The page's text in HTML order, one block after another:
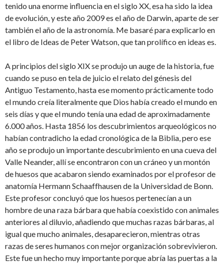
tenido una enorme influencia en el siglo XX, esa ha sido la idea
de evolución, y este año 2009 es el año de Darwin, aparte de ser
también el año de la astronomía. Me basaré para explicarlo en
el libro de Ideas de Peter Watson, que tan prolífico en ideas es.
A principios del siglo XIX se produjo un auge de la historia, fue
cuando se puso en tela de juicio el relato del génesis del
Antiguo Testamento, hasta ese momento prácticamente todo
el mundo creía literalmente que Dios había creado el mundo en
seis días y que el mundo tenía una edad de aproximadamente
6.000 años. Hasta 1856 los descubrimientos arqueológicos no
habían contradicho la edad cronológica de la Biblia, pero ese
año se produjo un importante descubrimiento en una cueva del
Valle Neander, allí se encontraron con un cráneo y un montón
de huesos que acabaron siendo examinados por el profesor de
anatomía Hermann Schaaffhausen de la Universidad de Bonn.
Este profesor concluyó que los huesos pertenecían a un
hombre de una raza bárbara que había coexistido con animales
anteriores al diluvio, añadiendo que muchas razas bárbaras, al
igual que mucho animales, desaparecieron, mientras otras
razas de seres humanos con mejor organización sobrevivieron.
Este fue un hecho muy importante porque abría las puertas a la